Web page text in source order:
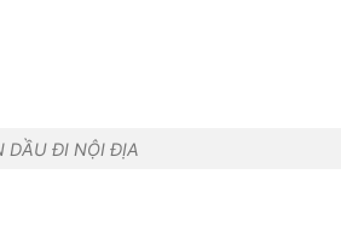
DẦU ĐI NỘI ĐỊA